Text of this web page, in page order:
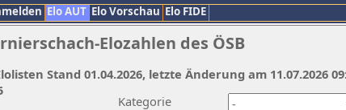
Elo AUT Elo Vorschau Elo FIDE
Elozahlen des ÖSB
Kategorie
Stand 01.04.2026, letzte Änderung am 11.07.2026